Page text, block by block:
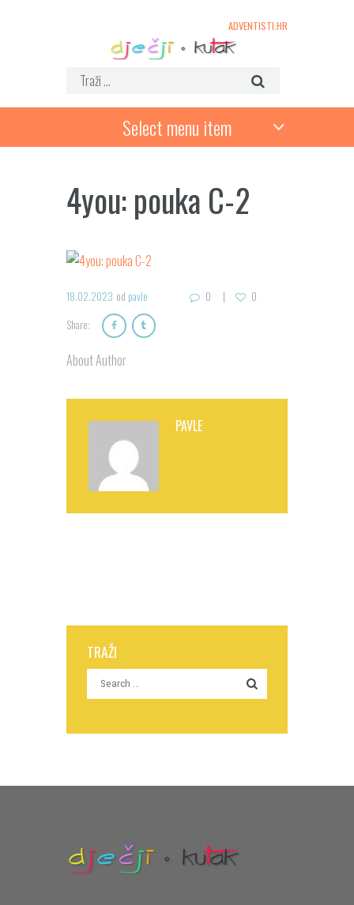
ADVENTISTI.HR
Select menu item
4you: pouka C-2
18.02.2023 od pavle 0
0
Share:
About Author
PAVLE
TRAŽI